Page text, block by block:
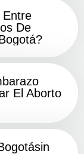
Entre
De
El Aborto